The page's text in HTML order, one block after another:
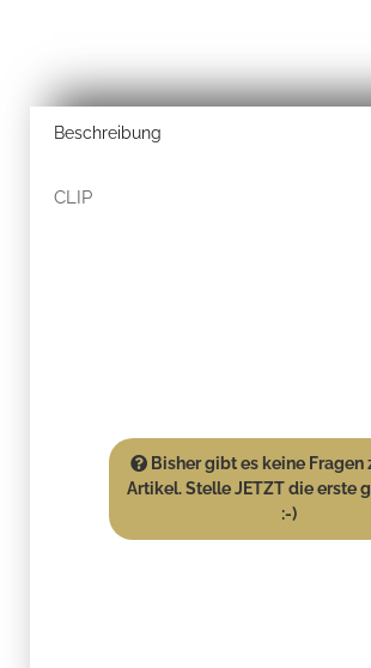
Beschreibung
CLIP
Bisher gibt es keine Fragen
Artikel. Stelle JETZT die erste
:-)